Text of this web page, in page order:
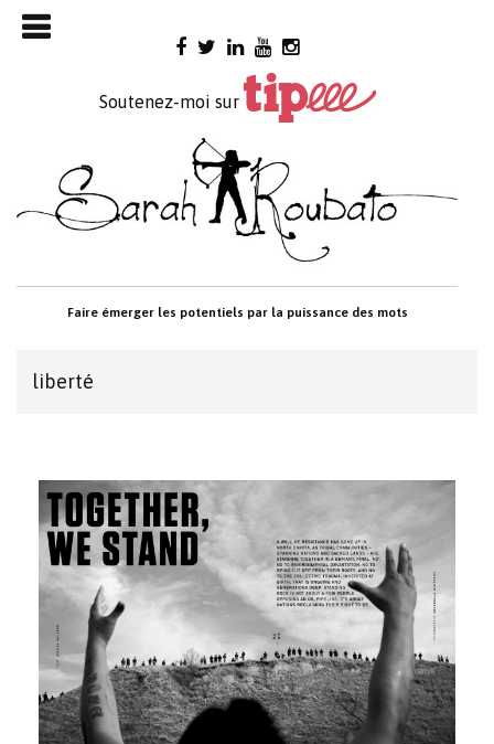
Skip
to
Soutenez-moi sur
Faire émerger les potentiels par la puissance des mots

liberté